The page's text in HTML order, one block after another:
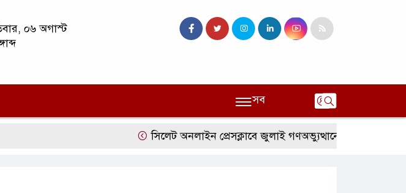
০৬ অগাস্ট
সব
সিলেট অনলাইন প্রেসক্লাবে জুলাই গণঅভ্যুত্থানের বর্ষপূর্তি ও এটিএম